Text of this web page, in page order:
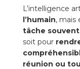
L’intelligence
l’humain, mais
tâche
soit pour
réunion ou